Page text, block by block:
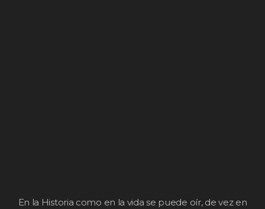
En la Historia como en la vida se puede oír, de vez en